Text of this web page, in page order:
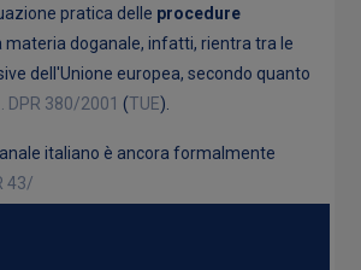
pratica delle procedure
materia doganale, infatti, rientra tra le
dell'Unione europea, secondo quanto
DPR 380/2001 (TUE).
italiano è ancora formalmente
43/